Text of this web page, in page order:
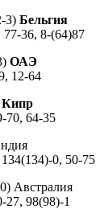
3) Бельгия
77-36, 8-(64)87
ОАЭ
12-64
Кипр
70, 64-35
0, 50-75
Австралия
27, 98(98)-1